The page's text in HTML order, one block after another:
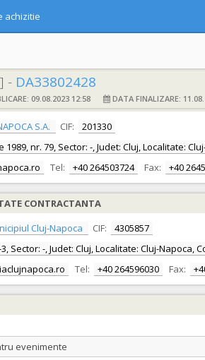
achizitie
- DA33802428
09.08.2023 12:58 DATA FINALIZARE:
S.A. CIF:
201330
1989, nr. 79, Sector: -, Judet: Cluj, Localitate:
Tel: +40 264503724 Fax: +40
CONTRACTANTA
Cluj-Napoca CIF:
4305857
Sector: -, Judet: Cluj, Localitate: Cluj-Napoca,
Tel: +40 264596030 Fax:
evenimente